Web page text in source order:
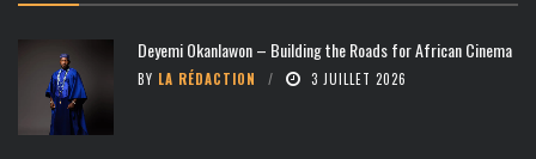
Deyemi Okanlawon – Building the Roads for African Cinema
BY LA RÉDACTION 3 JUILLET 2026